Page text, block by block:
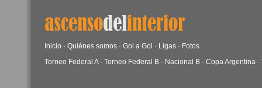
Inicio · Quiénes somos · Gol a Gol · Ligas · Fotos
Torneo Federal A· Torneo Federal B · Nacional B · Copa Argentina ·